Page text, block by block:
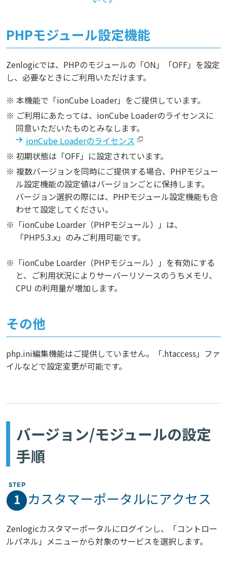
PHPモジュール設定機能
Zenlogicでは、PHPのモジュールの「ON」「OFF」を設定
し、必要なときにご利用いただけます。
※ 本機能で「ionCube Loader」をご提供しています。
※ ご利用にあたっては、ionCube Loaderのライセンスに
同意いただいたものとみなします。
ionCube Loaderのライセンス
※ 初期状態は「OFF」に設定されています。
※ 複数バージョンを同時にご提供する場合、PHPモジュー
ル設定機能の設定値はバージョンごとに保持します。
バージョン選択の際には、PHPモジュール設定機能も合
わせて設定してください。
※「ionCube Loarder（PHPモジュール）」は、
「PHP5.3.x」のみご利用可能です。
※「ionCube Loarder（PHPモジュール）」を有効にする
と、ご利用状況によりサーバーリソースのうちメモリ、
CPU の利用量が増加します。
その他
php.ini編集機能はご提供していません。「.htaccess」ファ
イルなどで設定変更が可能です。
バージョン/モジュールの設定
手順
1 カスタマーポータルにアクセス
Zenlogicカスタマーポータルにログインし、「コントロー
ルパネル」メニューから対象のサービスを選択します。